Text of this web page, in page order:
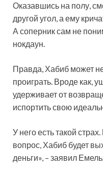
Оказавшись на полу,
другой угол, а ему
А соперник сам не
нокдаун.
Правда, Хабиб может
проиграть. Вроде как,
удерживает от
испортить свою
У него есть такой
вопрос, Хабиб будет
деньги», – заявил